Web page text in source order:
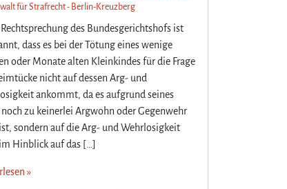
für Strafrecht - Berlin-Kreuzberg
Rechtsprechung des Bundesgerichtshofs ist
dass es bei der Tötung eines wenige
oder Monate alten Kleinkindes für die Frage
nicht auf dessen Arg- und
ankommt, da es aufgrund seines
zu keinerlei Argwohn oder Gegenwehr
sondern auf die Arg- und Wehrlosigkeit
Hinblick auf das […]
»